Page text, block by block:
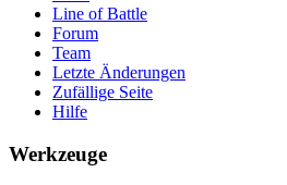
Line of Battle
Forum
Team
Letzte Änderungen
Zufällige Seite
Hilfe
Werkzeuge